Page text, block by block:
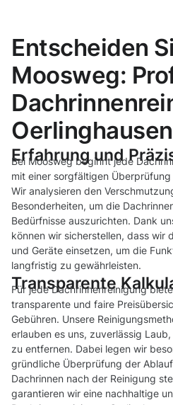
Entscheiden
Moosweg:
Erfahrung und
Bei Moosweg beginnt jede
mit einer sorgfältigen
Wir analysieren den
Besonderheiten, um die
Bedürfnisse auszurichten. Dank
können wir sicherstellen, dass wir
und Geräte einsetzen, um die
langfristig zu gewährleisten.
Transparente
Für jede Dachrinnenreinigung
transparente und faire
Gebühren. Unsere
erlauben es uns, zuverlässig
zu entfernen. Dabei legen wir
gründliche Überprüfung der
Dachrinnen nach der Reinigung
garantieren wir eine nachhaltige